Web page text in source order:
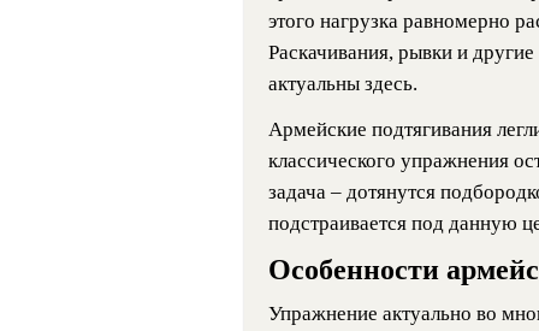
этого нагрузка равномерно
Раскачивания, рывки и
актуальны здесь.
Армейские подтягивания
классического упражнения
задача – дотянутся
подстраивается под данную
Особенности
Упражнение актуально во